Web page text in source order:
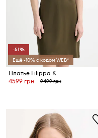
-51%
Ещё -10% с кодом WEB*
Платье Filippa K
4599 грн
9499 грн